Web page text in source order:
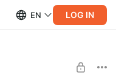
EN LOG IN